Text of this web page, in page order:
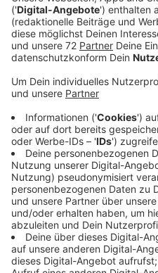
Veröffentlicht:Freitag,
Anzeige
Ein neuer Stand mit
Angebot. Hier ist es auch
wechseln zu lassen. Die
derzeit, den Wochenmarkt
bereichern. „Wir haben
für weitere neue
Stabsstelle Tourismus &
Insbesondere ein Angebot
Brot oder Käse würde die
Produkten auf unserem
ergänzen.“ Die Gemeinde